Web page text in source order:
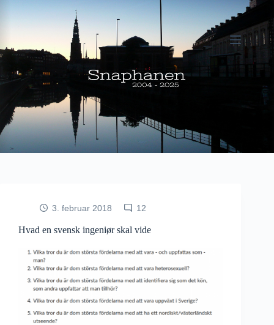
3. februar 2018 12
Hvad en svensk ingeniør skal vide